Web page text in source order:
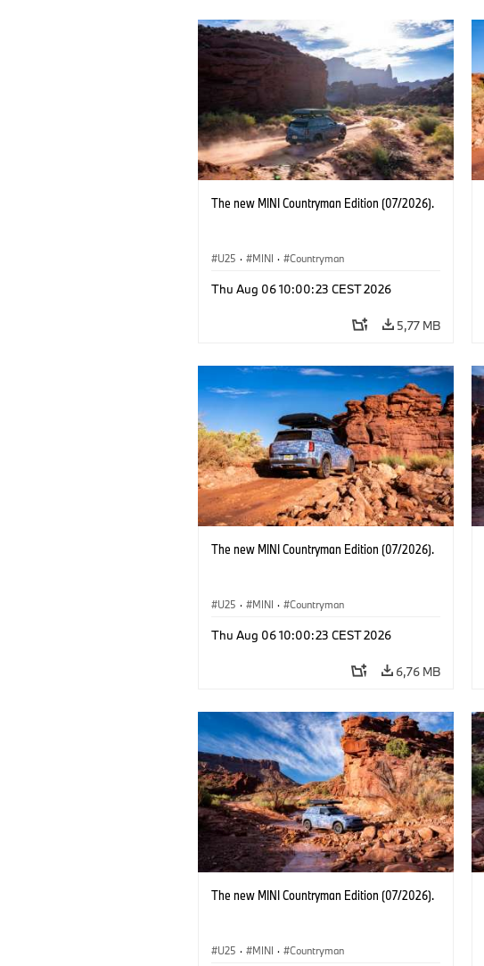
The new MINI Countryman Edition (07/2026).
U25 · MINI · Countryman
Thu Aug 06 10:00:23 CEST 2026
5,77 MB
The new MINI Countryman Edition (07/2026).
U25 · MINI · Countryman
Thu Aug 06 10:00:23 CEST 2026
6,76 MB
The new MINI Countryman Edition (07/2026).
U25 · MINI · Countryman